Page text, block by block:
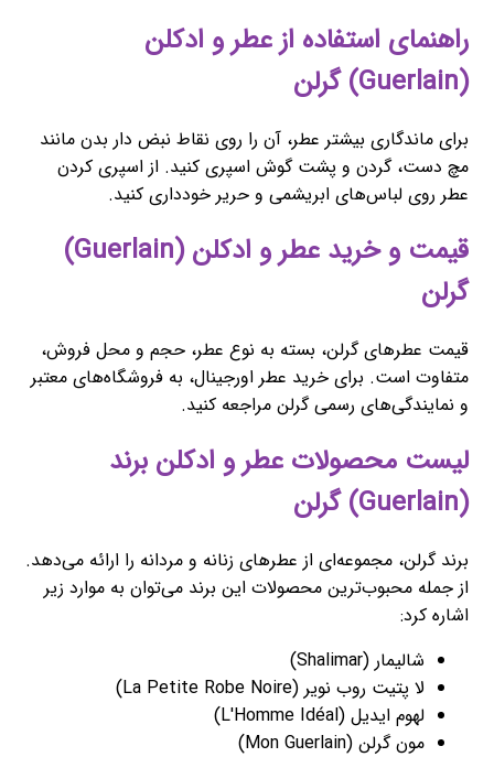
راهنمای استفاده از عطر و ادکلن
(Guerlain) گرلن
برای ماندگاری بیشتر عطر، آن را روی نقاط نبض دار بدن مانند
مچ دست، گردن و پشت گوش اسپری کنید. از اسپری کردن
عطر روی لباس‌های ابریشمی و حریر خودداری کنید.
قیمت و خرید عطر و ادکلن (Guerlain)
گرلن
قیمت عطرهای گرلن، بسته به نوع عطر، حجم و محل فروش،
متفاوت است. برای خرید عطر اورجینال، به فروشگاه‌های معتبر
و نمایندگی‌های رسمی گرلن مراجعه کنید.
لیست محصولات عطر و ادکلن برند
(Guerlain) گرلن
برند گرلن، مجموعه‌ای از عطرهای زنانه و مردانه را ارائه می‌دهد.
از جمله محبوب‌ترین محصولات این برند می‌توان به موارد زیر
اشاره کرد:
شالیمار (Shalimar)
لا پتیت روب نویر (La Petite Robe Noire)
لهوم ایدیل (L'Homme Idéal)
مون گرلن (Mon Guerlain)